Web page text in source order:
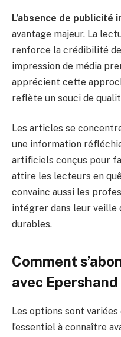
L’absence de publicité
avantage majeur. La
renforce la crédibilité
impression de média
apprécient cette
reflète un souci de
Les articles se
une information
artificiels conçus pour
attire les lecteurs en
convainc aussi les
intégrer dans leur veille
durables.
Comment
avec
Les options sont
l’essentiel à connaître